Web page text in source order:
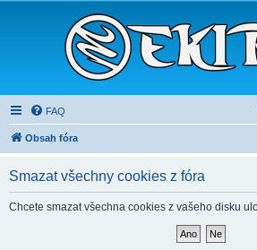
FAQ
Obsah fóra
Smazat všechny cookies z fóra
Chcete smazat všechna cookies z vašeho disku